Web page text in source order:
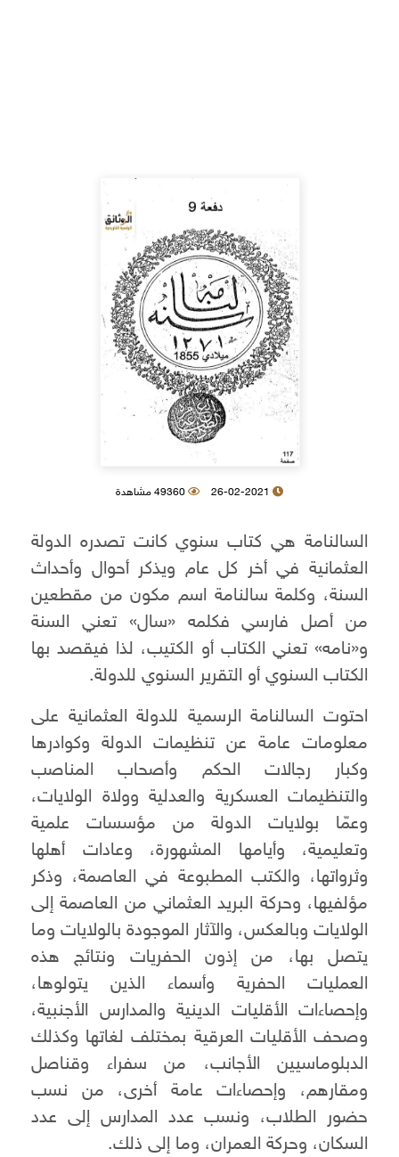
26-02-2021 49360 مشاهدة
السالنامة هي كتاب سنوي كانت تصدره الدولة
العثمانية في أخر كل عام ويذكر أحوال وأحداث
السنة، وكلمة سالنامة اسم مكون من مقطعين
من أصل فارسي فكلمه «سال» تعني السنة
و«نامه» تعني الكتاب أو الكتيب، لذا فيقصد بها
الكتاب السنوي أو التقرير السنوي للدولة.
احتوت السالنامة الرسمية للدولة العثمانية على
معلومات عامة عن تنظيمات الدولة وكوادرها
وكبار رجالات الحكم وأصحاب المناصب
والتنظيمات العسكرية والعدلية وولاة الولايات،
وعمّا بولايات الدولة من مؤسسات علمية
وتعليمية، وأيامها المشهورة، وعادات أهلها
وثرواتها، والكتب المطبوعة في العاصمة، وذكر
مؤلفيها، وحركة البريد العثماني من العاصمة إلى
الولايات وبالعكس، والآثار الموجودة بالولايات وما
يتصل بها، من إذون الحفريات ونتائج هذه
العمليات الحفرية وأسماء الذين يتولوها،
وإحصاءات الأقليات الدينية والمدارس الأجنبية،
وصحف الأقليات العرقية بمختلف لغاتها وكذلك
الدبلوماسيين الأجانب، من سفراء وقناصل
ومقارهم، وإحصاءات عامة أخرى، من نسب
حضور الطلاب، ونسب عدد المدارس إلى عدد
السكان، وحركة العمران، وما إلى ذلك.